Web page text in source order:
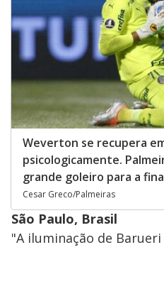
Weverton se recupera
psicologicamente.
grande goleiro para a
Cesar Greco/Palmeiras
São Paulo, Brasil
"A iluminação de Barueri